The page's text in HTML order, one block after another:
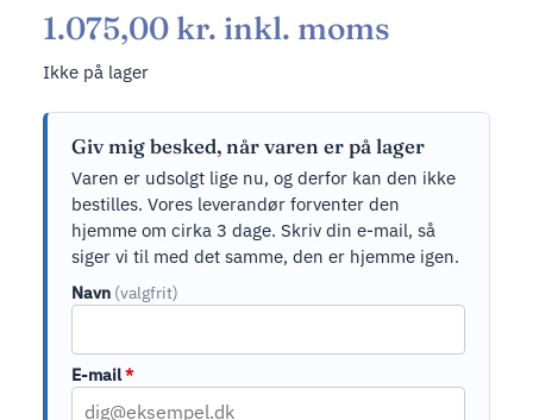
1.075,00 kr. inkl. moms
Ikke på lager
Giv mig besked, når varen er på lager
Varen er udsolgt lige nu, og derfor kan den ikke
bestilles. Vores leverandør forventer den
hjemme om cirka 3 dage. Skriv din e-mail, så
siger vi til med det samme, den er hjemme igen.
Navn (valgfrit)
E-mail*